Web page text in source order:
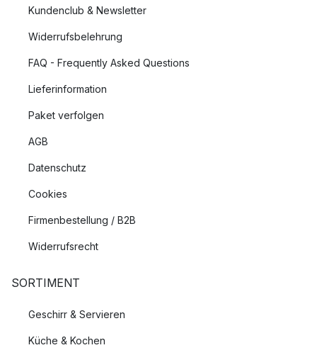
Kundenclub & Newsletter
Widerrufsbelehrung
FAQ - Frequently Asked Questions
Lieferinformation
Paket verfolgen
AGB
Datenschutz
Cookies
Firmenbestellung / B2B
Widerrufsrecht
SORTIMENT
Geschirr & Servieren
Küche & Kochen